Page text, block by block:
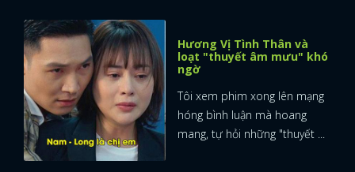
Hương Vị Tình Thân và
loạt "thuyết âm mưu" khó
ngờ
Tôi xem phim xong lên mạng
hóng bình luận mà hoang
mang, tự hỏi những "thuyết ...